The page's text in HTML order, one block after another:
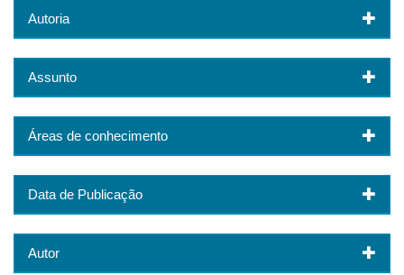
Autoria
Assunto
Áreas de conhecimento
Data de Publicação
Autor